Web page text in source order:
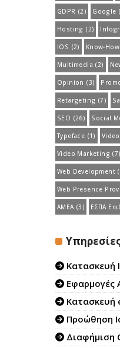
GDPR (2) Google
Hosting (2)
IOS (2) Know-How
Multimedia (2)
Opinion (3)
Retargeting (7)
SEO (26) Social
Typeface (1)
Video Marketing (7)
Web Development
Web Presence
ΑΜΕΑ(3) ΕΣΠΑ
Κατασκευή
Εφαρμογές
Κατασκευή
Προώθηση
Διαφήμιση